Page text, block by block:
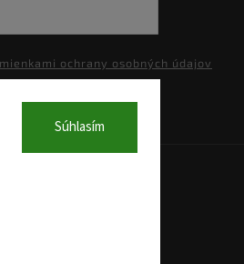
Súhlasím
ochrany osobných údajov